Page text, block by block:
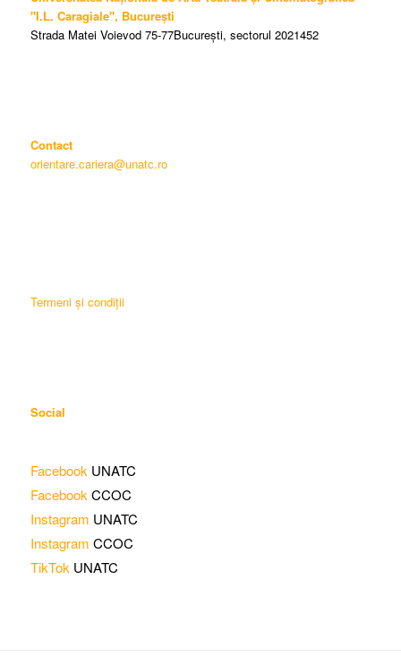
"I.L. Caragiale", București
Strada Matei Voievod 75-77București, sectorul 2021452
Contact
orientare.cariera@unatc.ro
Termeni și condiții
Social
Facebook UNATC
Facebook CCOC
Instagram UNATC
Instagram CCOC
TikTok UNATC